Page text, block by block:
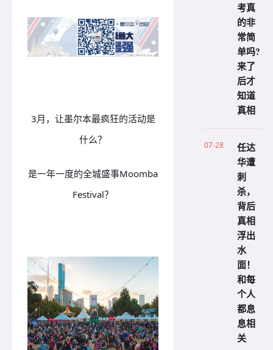
3月，让墨尔本最疯狂的活动是
什么？
是一年一度的全城盛事Moomba
Festival？
考真
的非
常简
单吗?
来了
后才
知道
真相
07-28
任达
华遭
刺
杀，
背后
真相
浮出
水
面！
和每
个人
都息
息相
关